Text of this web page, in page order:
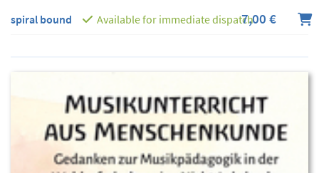
spiral bound Available for immediate dispatch7,00 €